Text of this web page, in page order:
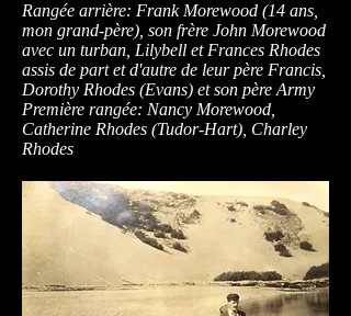
Rangée arrière: Frank Morewood (14 ans,
mon grand-père), son frère John Morewood
avec un turban, Lilybell et Frances Rhodes
assis de part et d'autre de leur père Francis,
Dorothy Rhodes (Evans) et son père Army
Première rangée: Nancy Morewood,
Catherine Rhodes (Tudor-Hart), Charley
Rhodes